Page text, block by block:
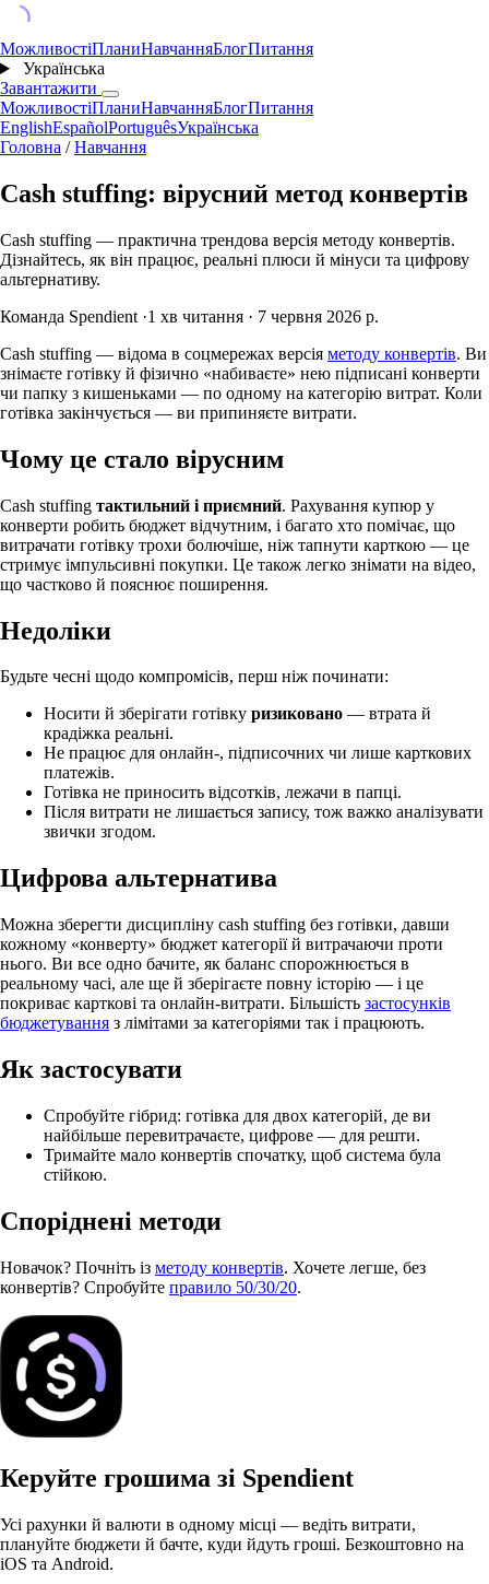
МожливостіПланиНавчанняБлогПитання
Українська
Завантажити
МожливостіПланиНавчанняБлогПитання
EnglishEspañolPortuguêsУкраїнська
Головна / Навчання
Cash stuffing: вірусний метод конвертів
Cash stuffing — практична трендова версія методу конвертів.
Дізнайтесь, як він працює, реальні плюси й мінуси та цифрову
альтернативу.
Команда Spendient ·1 хв читання · 7 червня 2026 р.
Cash stuffing — відома в соцмережах версія методу конвертів. Ви
знімаєте готівку й фізично «набиваєте» нею підписані конверти
чи папку з кишеньками — по одному на категорію витрат. Коли
готівка закінчується — ви припиняєте витрати.
Чому це стало вірусним
Cash stuffing тактильний і приємний. Рахування купюр у
конверти робить бюджет відчутним, і багато хто помічає, що
витрачати готівку трохи болючіше, ніж тапнути карткою — це
стримує імпульсивні покупки. Це також легко знімати на відео,
що частково й пояснює поширення.
Недоліки
Будьте чесні щодо компромісів, перш ніж починати:
Носити й зберігати готівку ризиковано — втрата й
крадіжка реальні.
Не працює для онлайн-, підписочних чи лише карткових
платежів.
Готівка не приносить відсотків, лежачи в папці.
Після витрати не лишається запису, тож важко аналізувати
звички згодом.
Цифрова альтернатива
Можна зберегти дисципліну cash stuffing без готівки, давши
кожному «конверту» бюджет категорії й витрачаючи проти
нього. Ви все одно бачите, як баланс спорожнюється в
реальному часі, але ще й зберігаєте повну історію — і це
покриває карткові та онлайн-витрати. Більшість застосунків
бюджетування з лімітами за категоріями так і працюють.
Як застосувати
Спробуйте гібрид: готівка для двох категорій, де ви
найбільше перевитрачаєте, цифрове — для решти.
Тримайте мало конвертів спочатку, щоб система була
стійкою.
Споріднені методи
Новачок? Почніть із методу конвертів. Хочете легше, без
конвертів? Спробуйте правило 50/30/20.
Керуйте грошима зі Spendient
Усі рахунки й валюти в одному місці — ведіть витрати,
плануйте бюджети й бачте, куди йдуть гроші. Безкоштовно на
iOS та Android.